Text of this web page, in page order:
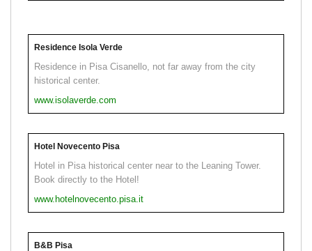
Residence Isola Verde
Residence in Pisa Cisanello, not far away from the city
historical center.
www.isolaverde.com
Hotel Novecento Pisa
Hotel in Pisa historical center near to the Leaning Tower.
Book directly to the Hotel!
www.hotelnovecento.pisa.it
B&B Pisa